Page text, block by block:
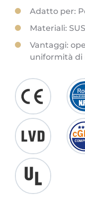
Adatto per:
Materiali:
Vantaggi:
uniformità di